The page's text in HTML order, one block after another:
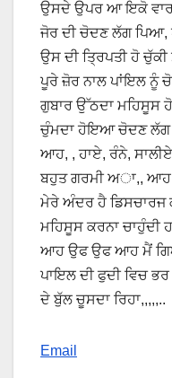
ਉਸਦੇ ਉਪਰ ਆ ਇਕੋ ਵਾਰ
ਜੋਰ ਦੀ ਚੋਦਣ ਲੱਗ ਪਿਆ,
ਉਸ ਦੀ ਤ੍ਰਿਪਤੀ ਹੋ ਚੁੱਕੀ
ਪੂਰੇ ਜ਼ੋਰ ਨਾਲ ਪਾਂਇਲ ਨੂੰ
ਗੁਬਾਰ ਉੱਠਦਾ ਮਹਿਸੂਸ
ਚੁੰਮਦਾ ਹੋਇਆ ਚੋਦਣ ਲੱਗ
ਆਹ, , ਹਾਏ, ਰੰਨੇ,
ਬਹੁਤ ਗਰਮੀ ਅਾ,, ਆਹ
ਮੇਰੇ ਅੰਦਰ ਹੈ ਡਿਸਚਾਰਜ
ਮਹਿਸੂਸ ਕਰਨਾ ਚਾਹੁੰਦੀ
ਆਹ ਉਫ ਉਫ ਆਹ ਮੈਂ
ਪਾਇਲ ਦੀ ਫੁਦੀ ਵਿਚ
ਦੇ ਬੁੱਲ ਚੂਸਦਾ ਰਿਹਾ,,,,,..
Email